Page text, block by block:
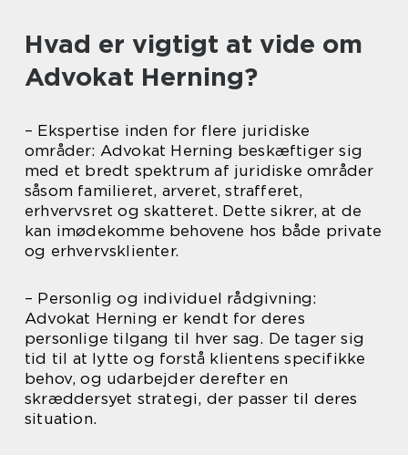
Hvad er vigtigt at vide om
Advokat Herning?
– Ekspertise inden for flere juridiske
områder: Advokat Herning beskæftiger sig
med et bredt spektrum af juridiske områder
såsom familieret, arveret, strafferet,
erhvervsret og skatteret. Dette sikrer, at de
kan imødekomme behovene hos både private
og erhvervsklienter.
– Personlig og individuel rådgivning:
Advokat Herning er kendt for deres
personlige tilgang til hver sag. De tager sig
tid til at lytte og forstå klientens specifikke
behov, og udarbejder derefter en
skræddersyet strategi, der passer til deres
situation.